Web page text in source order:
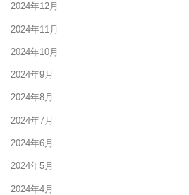
2024年12月
2024年11月
2024年10月
2024年9月
2024年8月
2024年7月
2024年6月
2024年5月
2024年4月